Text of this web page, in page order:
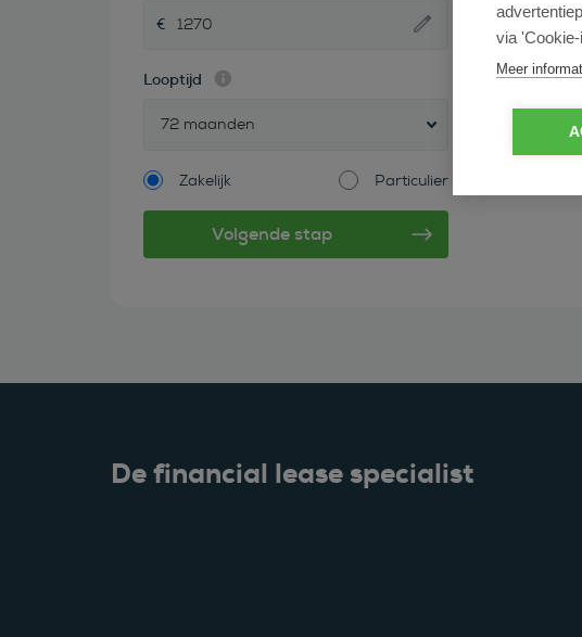
Looptijd
72 maanden
Zakelijk Particulier
De financial lease specialist
via
Meer